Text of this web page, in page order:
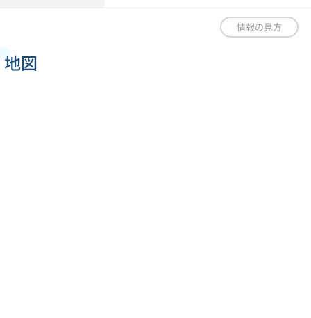
情報の見方
地図